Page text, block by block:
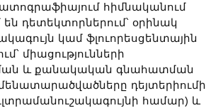
հիմնականում
դետեկտորներում՝ օրինակ
կամ ֆլուորեսցենտային
միացությունների
և քանակական գնահատման
դեյտերիումի
համար) և